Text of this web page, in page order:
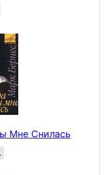
Мне Снилась